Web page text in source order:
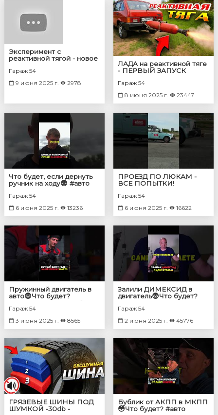
Эксперимент с
реактивной тягой - новое
54! 😱
Гараж 54
9 июня 2025 г.
2978
ЛАДА на реактивной тяге
- ПЕРВЫЙ ЗАПУСК
Гараж 54
8 июня 2025 г.
23447
Что будет, если дернуть
ручник на ходу😨 #авто
Гараж 54
6 июня 2025 г.
13236
ПРОЕЗД ПО ЛЮКАМ -
ВСЕ ПОПЫТКИ!
Гараж 54
6 июня 2025 г.
16622
Пружинный двигатель в
авто😨Что будет?
#двигатель #автомобили
Гараж 54
3 июня 2025 г.
8565
Залили ДИМЕКСИД в
двигатель😨Что будет?
Гараж 54
2 июня 2025 г.
45776
ГРЯЗЕВЫЕ ШИНЫ ПОД
ШУМКОЙ -30db -
Бублик от АКПП в МКПП
😳Что будет? #авто